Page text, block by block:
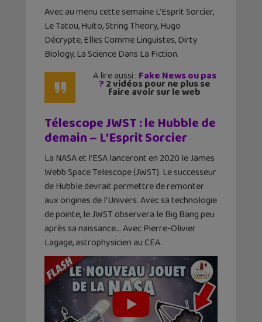
Avec au menu cette semaine L’Esprit Sorcier,
Le Tatou, Huito, String Theory, Hugo
Décrypte, Elles Comme Linguistes, Dirty
Biology, La Science Dans La Fiction.
A lire aussi : Fake News ou pas
? 2 vidéos pour ne plus se
faire avoir sur le web
Télescope JWST : le Hubble de
demain – L’Esprit Sorcier
La NASA et l’ESA lanceront en 2020 le James
Webb Space Telescope (JWST). Le successeur
de Hubble devrait permettre de remonter
aux origines de l’Univers. Avec sa technologie
de pointe, le JWST observera le Big Bang peu
après sa naissance… Avec Pierre-Olivier
Lagage, astrophysicien au CEA.